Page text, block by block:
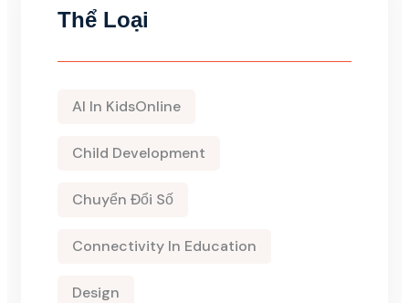
Thể Loại
AI In KidsOnline
Child Development
Chuyển Đổi Số
Connectivity In Education
Design